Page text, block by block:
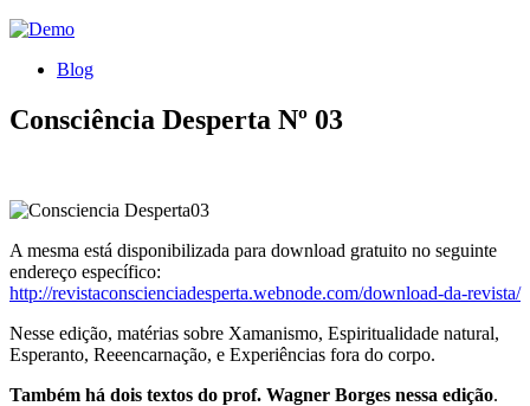
Blog
Consciência Desperta Nº 03
A mesma está disponibilizada para download gratuito no seguinte
endereço específico:
http://revistaconscienciadesperta.webnode.com/download-da-revista/
Nesse edição, matérias sobre Xamanismo, Espiritualidade natural,
Esperanto, Reeencarnação, e Experiências fora do corpo.
Também há dois textos do prof. Wagner Borges nessa edição.